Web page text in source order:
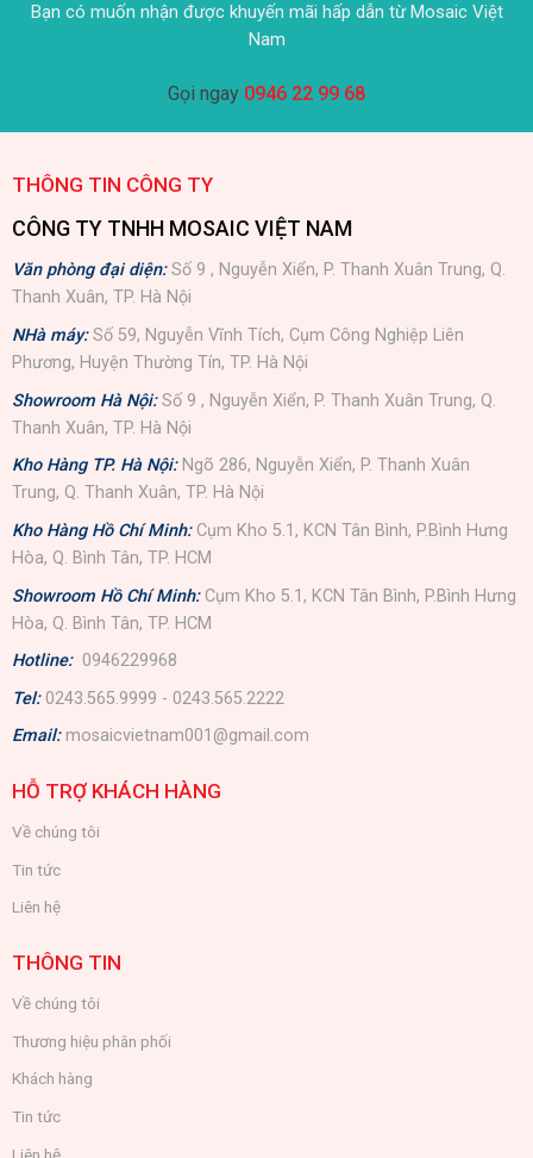
Bạn có muốn nhận được khuyến mãi hấp dẫn từ Mosaic Việt
Nam
Gọi ngay 0946 22 99 68
THÔNG TIN CÔNG TY
CÔNG TY TNHH MOSAIC VIỆT NAM
Văn phòng đại diện:Số 9 , Nguyễn Xiển, P. Thanh Xuân Trung, Q.
Thanh Xuân, TP. Hà Nội
NHà máy: Số 59, Nguyễn Vĩnh Tích, Cụm Công Nghiệp Liên
Phương, Huyện Thường Tín, TP. Hà Nội
Showroom Hà Nội: Số 9 , Nguyễn Xiển, P. Thanh Xuân Trung, Q.
Thanh Xuân, TP. Hà Nội
Kho Hàng TP. Hà Nội: Ngõ 286, Nguyễn Xiển, P. Thanh Xuân
Trung, Q. Thanh Xuân, TP. Hà Nội
Kho Hàng Hồ Chí Minh: Cụm Kho 5.1, KCN Tân Bình, P.Bình Hưng
Hòa, Q. Bình Tân, TP. HCM
Showroom Hồ Chí Minh: Cụm Kho 5.1, KCN Tân Bình, P.Bình Hưng
Hòa, Q. Bình Tân, TP. HCM
Hotline: 0946229968
Tel: 0243.565.9999 - 0243.565.2222
Email: mosaicvietnam001@gmail.com
HỖ TRỢ KHÁCH HÀNG
Về chúng tôi
Tin tức
Liên hệ
THÔNG TIN
Về chúng tôi
Thương hiệu phân phối
Khách hàng
Tin tức
Liên hệ